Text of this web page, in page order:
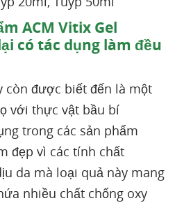
ACM Vitix Gel
có tác dụng làm đều
còn được biết đến là một
với thực vật bầu bí
trong các sản phẩm
đẹp vì các tính chất
da mà loại quả này mang
nhiều chất chống oxy